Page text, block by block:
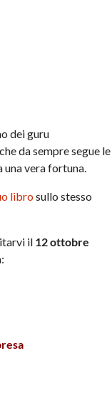
dei guru
da sempre segue le
una vera fortuna.
librosullo stesso
il 12 ottobre